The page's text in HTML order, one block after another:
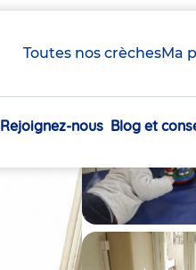
Toutes nos crèchesMa
Navigation
Rejoignez-nous Blog et